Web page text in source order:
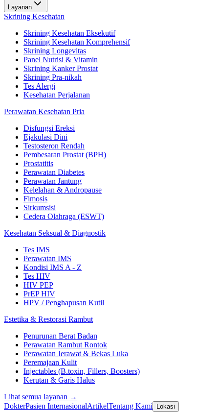
Layanan
Skrining Kesehatan
Skrining Kesehatan Eksekutif
Skrining Kesehatan Komprehensif
Skrining Longevitas
Panel Nutrisi & Vitamin
Skrining Kanker Prostat
Skrining Pra-nikah
Tes Alergi
Kesehatan Perjalanan
Perawatan Kesehatan Pria
Disfungsi Ereksi
Ejakulasi Dini
Testosteron Rendah
Pembesaran Prostat (BPH)
Prostatitis
Perawatan Diabetes
Perawatan Jantung
Kelelahan & Andropause
Fimosis
Sirkumsisi
Cedera Olahraga (ESWT)
Kesehatan Seksual & Diagnostik
Tes IMS
Perawatan IMS
Kondisi IMS A - Z
Tes HIV
HIV PEP
PrEP HIV
HPV / Penghapusan Kutil
Estetika & Restorasi Rambut
Penurunan Berat Badan
Perawatan Rambut Rontok
Perawatan Jerawat & Bekas Luka
Peremajaan Kulit
Injectables (B.toxin, Fillers, Boosters)
Kerutan & Garis Halus
Lihat semua layanan →
DokterPasien InternasionalArtikelTentang Kami Lokasi